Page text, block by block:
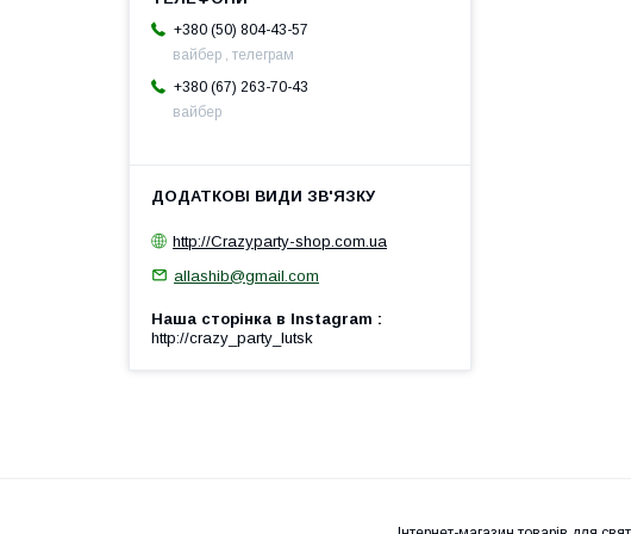
+380 (50) 804-43-57
вайбер , телеграм
+380 (67) 263-70-43
вайбер
http://Crazyparty-shop.com.ua
allashib@gmail.com
Наша сторінка в Instagram
http://crazy_party_lutsk